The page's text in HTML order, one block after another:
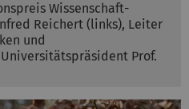
Wissenschaft-
Reichert (links), Leiter
und
Prof.